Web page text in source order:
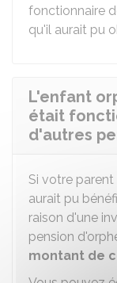
fonctionnaire
qu'il aurait pu
L'enfant
était
d'autres
Si votre
aurait pu
raison d'une
pension
montant de